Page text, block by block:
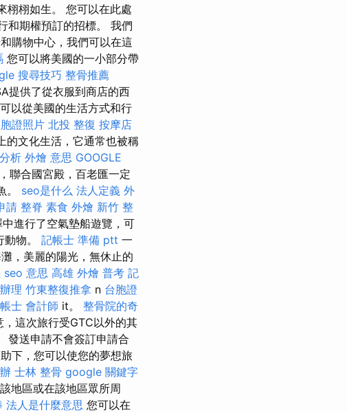
栩栩如生。 您可以在此處
和期權預訂的招標。 我們
購物中心，我們可以在這
您可以將美國的一小部分帶
搜尋技巧 整骨推薦
提供了從衣服到商店的西
以從美國的生活方式和行
證照片 北投 整復 按摩店
的文化生活，它通常也被稱
析 外燴 意思 GOOGLE
聯合國宮殿，百老匯一定
。 seo是什么 法人定義 外
請 整脊 素食 外燴 新竹 整
進行了空氣墊船遊覽，可
物。 記帳士 準備 ptt 一
，美麗的陽光，無休止的
seo 意思 高雄 外燴 普考 記
理 竹東整復推拿 n 台胞證
士 會計師 it。 整骨院的奇
，這次旅行受GTC以外的其
發送申請不會簽訂申請合
下，您可以使您的夢想旅
士林 整骨 google 關鍵字
地區或在該地區眾所周
法人是什麼意思 您可以在